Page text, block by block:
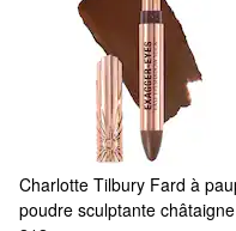
Charlotte Tilbury Fard à
poudre sculptante châtaigne